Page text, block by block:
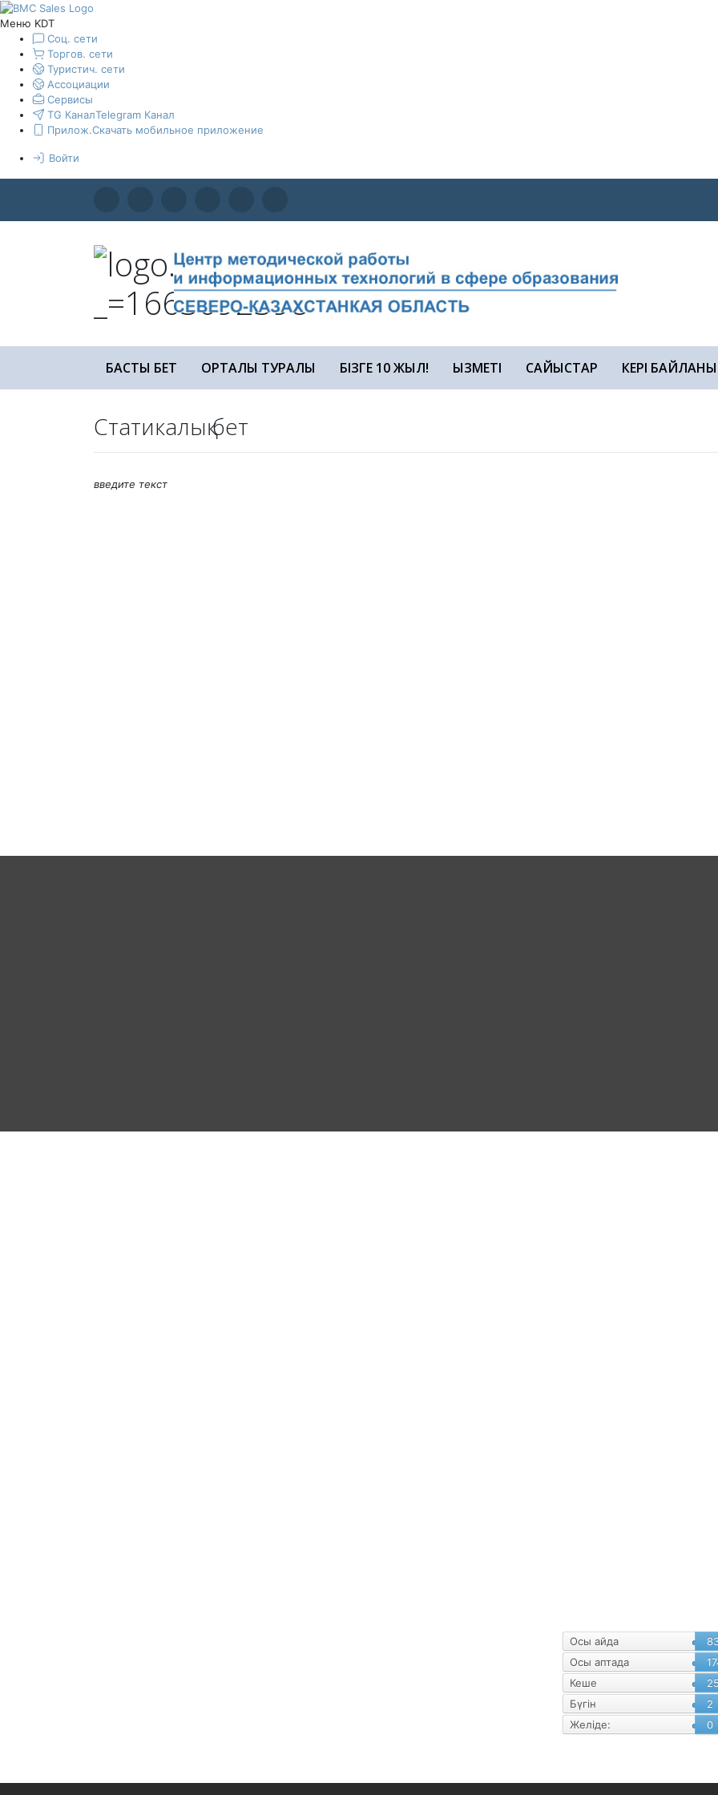
Меню KDT
Соц. сети
Торгов. сети
Туристич. сети
Ассоциации
Сервисы
TG КаналTelegram Канал
Прилож.Скачать мобильное приложение
Войти
БАСТЫ БЕТ ОРТАЛЫҚ ТУРАЛЫ БІЗГЕ 10 ЖЫЛ! ҚЫЗМЕТІ САЙЫСТАР КЕРІ
Статикалық бет
введите текст
Осы айда
Осы аптада
Кеше
Бүгін
2
Желіде:
0